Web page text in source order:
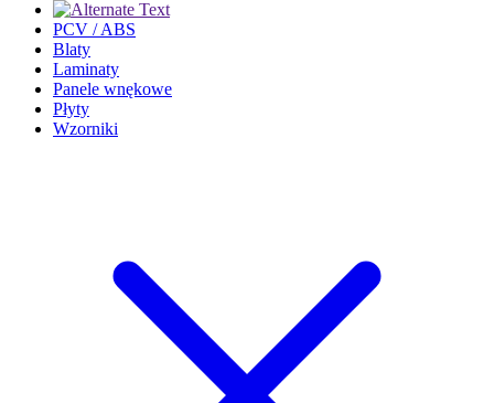
PCV / ABS
Blaty
Laminaty
Panele wnękowe
Płyty
Wzorniki